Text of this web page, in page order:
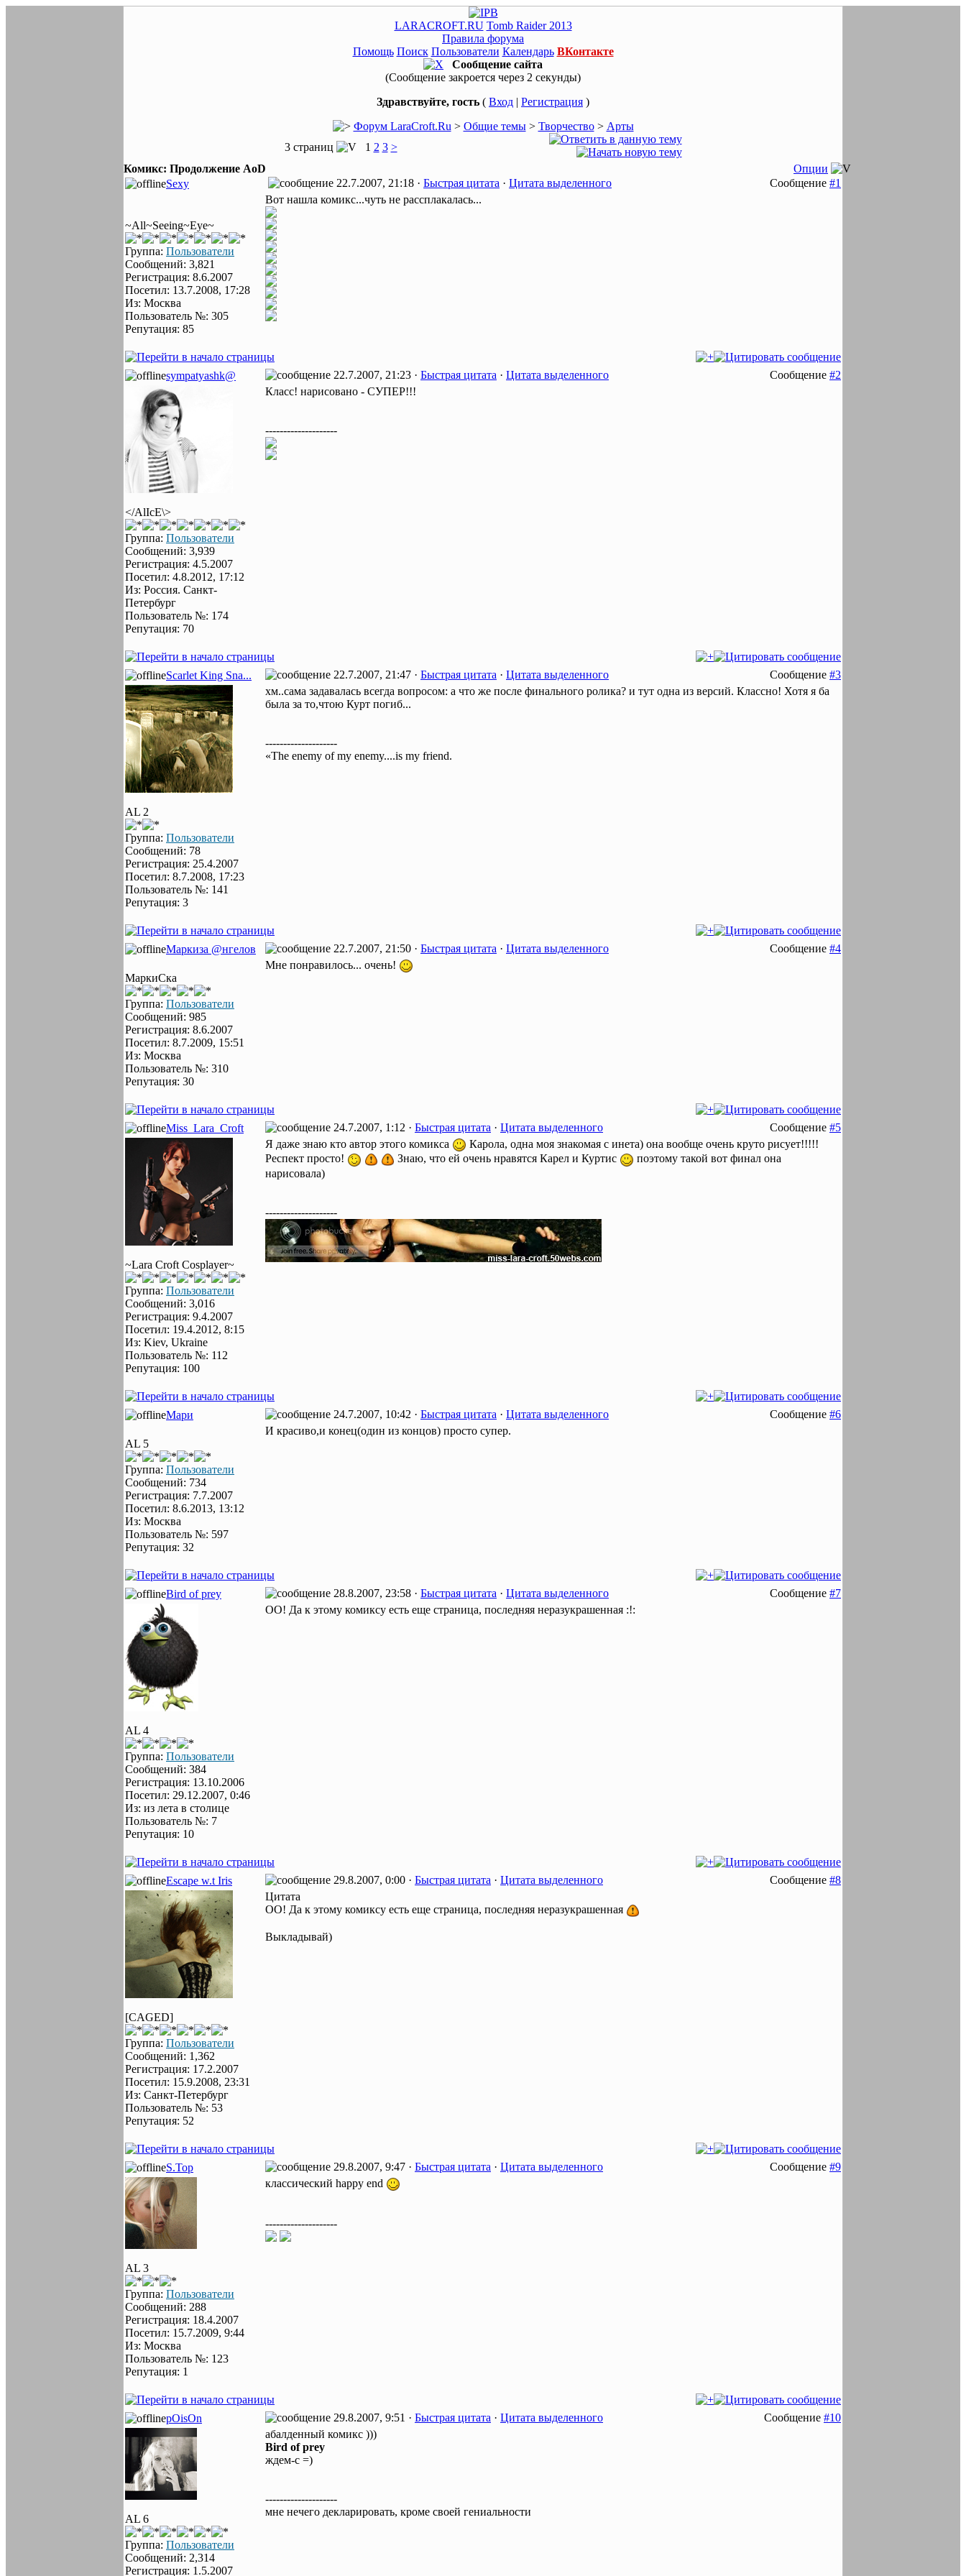
LARACROFT.RU Tomb Raider 2013
Правила форума
Помощь Поиск Пользователи Календарь ВКонтакте
Сообщение сайта
(Сообщение закроется через 2 секунды)
Здравствуйте, гость ( Вход | Регистрация )
Форум LaraCroft.Ru > Общие темы> Творчество> Арты
3 страниц
1 2 3 >
Комикс: Продолжение AoD
Опции
Sexy
22.7.2007, 21:18 · Быстрая цитата · Цитата выделенного Сообщение #1
~All~Seeing~Eye~
Группа: Пользователи
Сообщений: 3,821
Регистрация: 8.6.2007
Посетил: 13.7.2008, 17:28
Из: Москва
Пользователь №: 305
Репутация: 85
Вот нашла комикс...чуть не рассплакалась...
sympatyashk@ 22.7.2007, 21:23 · Быстрая цитата · Цитата выделенного Сообщение #2
</AlIcE\>
Группа: Пользователи
Сообщений: 3,939
Регистрация: 4.5.2007
Посетил: 4.8.2012, 17:12
Из: Россия. Санкт-
Петербург
Пользователь №: 174
Репутация: 70
Класс! нарисовано - СУПЕР!!!
--------------------
Scarlet King Sna... 22.7.2007, 21:47 · Быстрая цитата · Цитата выделенного Сообщение #3
AL 2
Группа: Пользователи
Сообщений: 78
Регистрация: 25.4.2007
Посетил: 8.7.2008, 17:23
Пользователь №: 141
Репутация: 3
хм..сама задавалась всегда вопросом: а что же после финального ролика? и тут одна из версий. Классно! Хотя я ба
была за то,чтою Курт погиб...
--------------------
«The enemy of my enemy....is my friend.
Маркиза @нгелов 22.7.2007, 21:50 · Быстрая цитата · Цитата выделенного Сообщение #4
МаркиСка
Группа: Пользователи
Сообщений: 985
Регистрация: 8.6.2007
Посетил: 8.7.2009, 15:51
Из: Москва
Пользователь №: 310
Репутация: 30
Мне понравилось... очень!
Miss_Lara_Croft 24.7.2007, 1:12 · Быстрая цитата · Цитата выделенного Сообщение #5
~Lara Croft Cosplayer~
Группа: Пользователи
Сообщений: 3,016
Регистрация: 9.4.2007
Посетил: 19.4.2012, 8:15
Из: Kiev, Ukraine
Пользователь №: 112
Репутация: 100
Я даже знаю кто автор этого комикса
Карола, одна моя знакомая с инета) она вообще очень круто рисует!!!!!
Респект просто!
Знаю, что ей очень нравятся Карел и Куртис
поэтому такой вот финал она
нарисовала)
--------------------
Мари 24.7.2007, 10:42 · Быстрая цитата · Цитата выделенного Сообщение #6
AL 5
Группа: Пользователи
Сообщений: 734
Регистрация: 7.7.2007
Посетил: 8.6.2013, 13:12
Из: Москва
Пользователь №: 597
Репутация: 32
И красиво,и конец(один из концов) просто супер.
Bird of prey 28.8.2007, 23:58 · Быстрая цитата · Цитата выделенного Сообщение #7
AL 4
Группа: Пользователи
Сообщений: 384
Регистрация: 13.10.2006
Посетил: 29.12.2007, 0:46
Из: из лета в столице
Пользователь №: 7
Репутация: 10
ОО! Да к этому комиксу есть еще страница, последняя неразукрашенная :!:
Escape w.t Iris 29.8.2007, 0:00 · Быстрая цитата · Цитата выделенного Сообщение #8
[CAGED]
Группа: Пользователи
Сообщений: 1,362
Регистрация: 17.2.2007
Посетил: 15.9.2008, 23:31
Из: Санкт-Петербург
Пользователь №: 53
Репутация: 52
Цитата
ОО! Да к этому комиксу есть еще страница, последняя неразукрашенная
Выкладывай)
S.Top 29.8.2007, 9:47 · Быстрая цитата · Цитата выделенного Сообщение #9
AL 3
Группа: Пользователи
Сообщений: 288
Регистрация: 18.4.2007
Посетил: 15.7.2009, 9:44
Из: Москва
Пользователь №: 123
Репутация: 1
классический happy end
--------------------
pOisOn 29.8.2007, 9:51 · Быстрая цитата · Цитата выделенного Сообщение #10
AL 6
Группа: Пользователи
Сообщений: 2,314
Регистрация: 1.5.2007
абалденный комикс )))
Bird of prey
ждем-с =)
--------------------
мне нечего декларировать, кроме своей гениальности